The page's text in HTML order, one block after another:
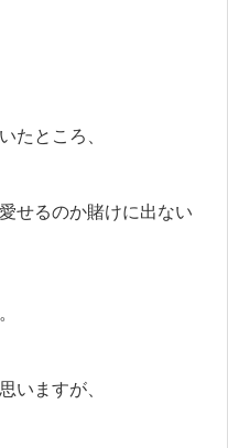
たところ、
せるのか賭けに出ない
いますが、